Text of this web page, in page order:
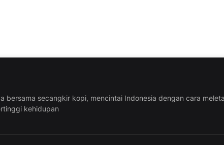
bersama secangkir kopi, mencintai Indonesia dengan cara
kehidupan